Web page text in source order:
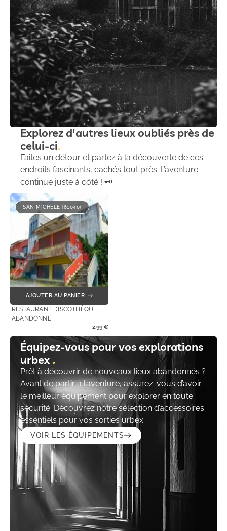
Explorez d'autres lieux oubliés près de
celui-ci
Faites un détour et partez à la découverte de ces
endroits fascinants, cachés tout près. L’aventure
continue juste à côté ! 🗝️
SAN MICHELE (61040)
AJOUTER AU PANIER
RESTAURANT DISCOTHÈQUE
ABANDONNÉ
2,99 €
Équipez-vous pour vos explorations
urbex
Prêt à découvrir de nouveaux lieux abandonnés ?
Avant de partir à l’aventure, assurez-vous d’avoir
le meilleur équipement pour explorer en toute
sécurité. Découvrez notre sélection d’accessoires
essentiels pour vos sorties urbex.
VOIR LES ÉQUIPEMENTS